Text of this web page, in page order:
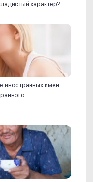
характер?
иностранных имен.